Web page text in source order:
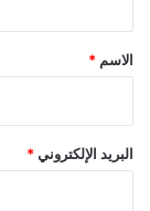
*
الاسم *
البريد الإلكتروني *